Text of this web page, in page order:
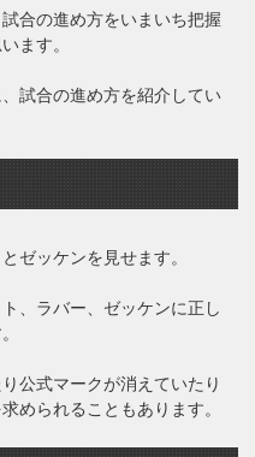
合の進め方をいまいち把握
ます。
試合の進め方を紹介してい
ゼッケンを見せます。
、ラバー、ゼッケンに正し
公式マークが消えていたり
められることもあります。